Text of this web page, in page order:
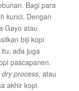
Bagi para
kunci. Dengan
Gayo atau
biji kopi
ada juga
pascapanen.
dry process, atau
akhir kopi.